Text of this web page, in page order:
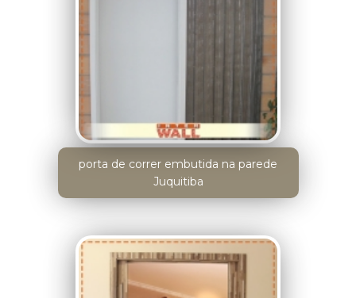
porta de correr embutida na parede
Juquitiba